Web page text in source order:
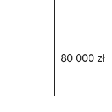
80 000 zł